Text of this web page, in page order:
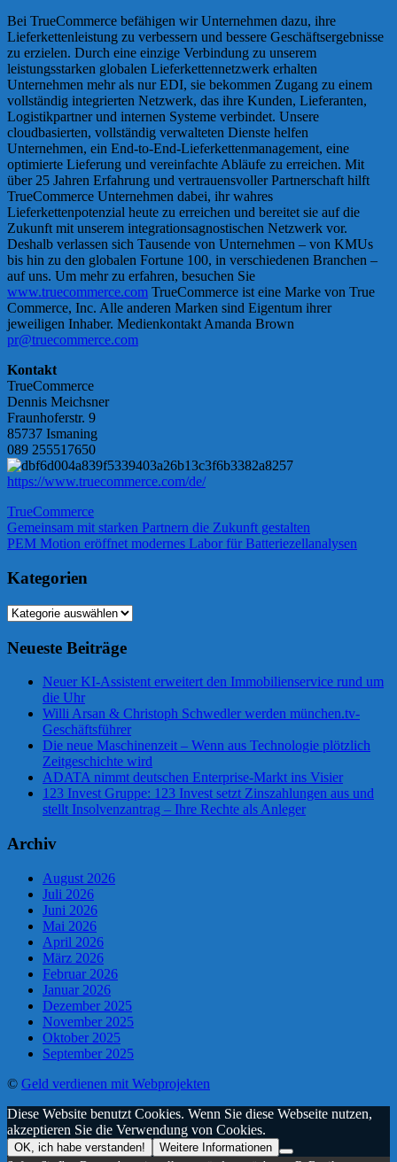
Bei TrueCommerce befähigen wir Unternehmen dazu, ihre
Lieferkettenleistung zu verbessern und bessere Geschäftsergebnisse
zu erzielen. Durch eine einzige Verbindung zu unserem
leistungsstarken globalen Lieferkettennetzwerk erhalten
Unternehmen mehr als nur EDI, sie bekommen Zugang zu einem
vollständig integrierten Netzwerk, das ihre Kunden, Lieferanten,
Logistikpartner und internen Systeme verbindet. Unsere
cloudbasierten, vollständig verwalteten Dienste helfen
Unternehmen, ein End-to-End-Lieferkettenmanagement, eine
optimierte Lieferung und vereinfachte Abläufe zu erreichen. Mit
über 25 Jahren Erfahrung und vertrauensvoller Partnerschaft hilft
TrueCommerce Unternehmen dabei, ihr wahres
Lieferkettenpotenzial heute zu erreichen und bereitet sie auf die
Zukunft mit unserem integrationsagnostischen Netzwerk vor.
Deshalb verlassen sich Tausende von Unternehmen – von KMUs
bis hin zu den globalen Fortune 100, in verschiedenen Branchen –
auf uns. Um mehr zu erfahren, besuchen Sie
www.truecommerce.com TrueCommerce ist eine Marke von True
Commerce, Inc. Alle anderen Marken sind Eigentum ihrer
jeweiligen Inhaber. Medienkontakt Amanda Brown
pr@truecommerce.com
Kontakt
TrueCommerce
Dennis Meichsner
Fraunhoferstr. 9
85737 Ismaning
089 255517650
https://www.truecommerce.com/de/
TrueCommerce
Beitragsnavigation
Vorheriger
Beitrag:
Gemeinsam mit starken Partnern die Zukunft gestalten
Nächster
PEM Motion eröffnet modernes Labor für Batteriezellanalysen
Kategorien
Kategorien
Neueste Beiträge
Neuer KI-Assistent erweitert den Immobilienservice rund um
die Uhr
Willi Arsan & Christoph Schwedler werden münchen.tv-
Geschäftsführer
Die neue Maschinenzeit – Wenn aus Technologie plötzlich
Zeitgeschichte wird
ADATA nimmt deutschen Enterprise-Markt ins Visier
123 Invest Gruppe: 123 Invest setzt Zinszahlungen aus und
stellt Insolvenzantrag – Ihre Rechte als Anleger
Archiv
August 2026
Juli 2026
Juni 2026
Mai 2026
April 2026
März 2026
Februar 2026
Januar 2026
Dezember 2025
November 2025
Oktober 2025
September 2025
© Geld verdienen mit Webprojekten
Diese Website benutzt Cookies. Wenn Sie diese Webseite nutzen,
akzeptieren Sie die Verwendung von Cookies.
OK, ich habe verstanden!
Weitere Informationen